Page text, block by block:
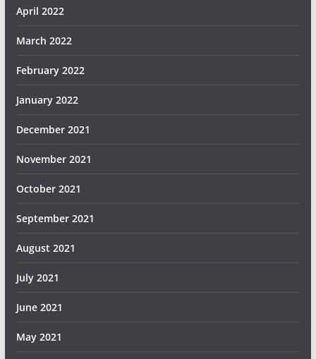
April 2022
March 2022
February 2022
January 2022
December 2021
November 2021
October 2021
September 2021
August 2021
July 2021
June 2021
May 2021